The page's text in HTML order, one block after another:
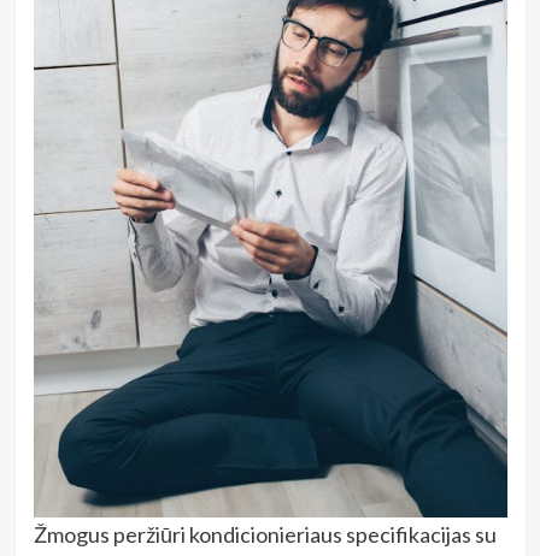
Žmogus peržiūri kondicionieriaus specifikacijas su